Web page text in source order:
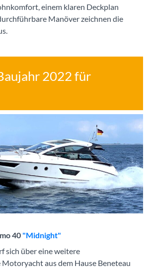
einem klaren Deckplan
Manöver zeichnen die
2022 für
40 "Midnight"
sich über eine weitere
aus dem Hause Beneteau